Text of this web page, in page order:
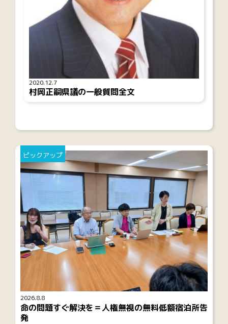
2020.12.7
村岡正嗣県議の一般質問全文
2026.8.8
ピックアップ
命の問題すぐ解決を＝人権無視の無料低額宿泊所告
発